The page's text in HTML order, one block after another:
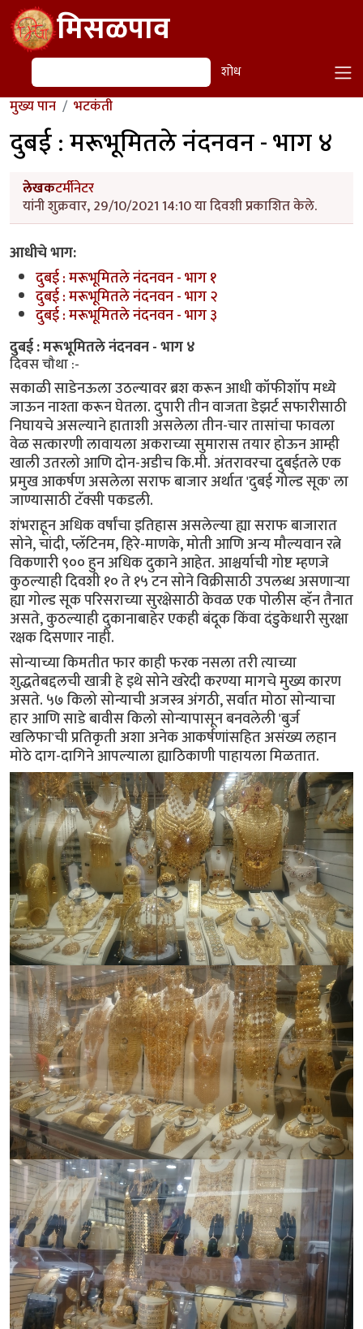
Skip to main contentमिसळपाव
शोध शोध
मुख्य पान भटकंती
दुबई : मरूभूमितले नंदनवन - भाग ४
लेखकटर्मीनेटर
यांनी शुक्रवार, 29/10/2021 14:10 या दिवशी प्रकाशित केले.
आधीचे भाग:
दुबई : मरूभूमितले नंदनवन - भाग १
दुबई : मरूभूमितले नंदनवन - भाग २
दुबई : मरूभूमितले नंदनवन - भाग ३
दुबई : मरूभूमितले नंदनवन - भाग ४
दिवस चौथा :-
सकाळी साडेनऊला उठल्यावर ब्रश करून आधी कॉफीशॉप मध्ये
जाऊन नाश्ता करून घेतला. दुपारी तीन वाजता डेझर्ट सफारीसाठी
निघायचे असल्याने हाताशी असलेला तीन-चार तासांचा फावला
वेळ सत्कारणी लावायला अकराच्या सुमारास तयार होऊन आम्ही
खाली उतरलो आणि दोन-अडीच कि.मी. अंतरावरचा दुबईतले एक
प्रमुख आकर्षण असलेला सराफ बाजार अर्थात 'दुबई गोल्ड सूक' ला
जाण्यासाठी टॅक्सी पकडली.
शंभराहून अधिक वर्षांचा इतिहास असलेल्या ह्या सराफ बाजारात
सोने, चांदी, प्लॅटिनम, हिरे-माणके, मोती आणि अन्य मौल्यवान रत्ने
विकणारी ९०० हुन अधिक दुकाने आहेत. आश्चर्याची गोष्ट म्हणजे
कुठल्याही दिवशी १० ते १५ टन सोने विक्रीसाठी उपलब्ध असणाऱ्या
ह्या गोल्ड सूक परिसराच्या सुरक्षेसाठी केवळ एक पोलीस व्हॅन तैनात
असते, कुठल्याही दुकानाबाहेर एकही बंदूक किंवा दंडुकेधारी सुरक्षा
रक्षक दिसणार नाही.
सोन्याच्या किमतीत फार काही फरक नसला तरी त्याच्या
शुद्धतेबद्दलची खात्री हे इथे सोने खरेदी करण्या मागचे मुख्य कारण
असते. ५७ किलो सोन्याची अजस्त्र अंगठी, सर्वात मोठा सोन्याचा
हार आणि साडे बावीस किलो सोन्यापासून बनवलेली 'बुर्ज
खलिफा'ची प्रतिकृती अशा अनेक आकर्षणांसहित असंख्य लहान
मोठे दाग-दागिने आपल्याला ह्याठिकाणी पाहायला मिळतात.